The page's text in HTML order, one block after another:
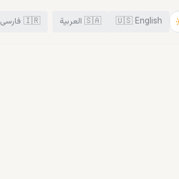
🇺🇸English
🇸🇦 العربية 🇮🇷 فارسی